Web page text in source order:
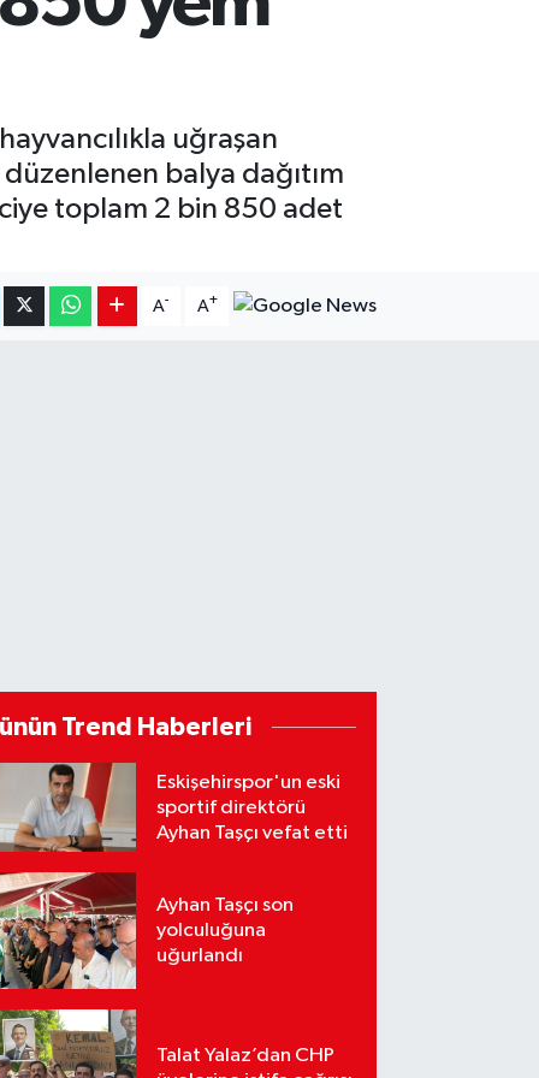
uğraşan
balya dağıtım
toplam 2 bin 850 adet
A- A+
Trend Haberleri
Eskişehirspor'un eski
sportif direktörü
Ayhan Taşçı vefat etti
Ayhan Taşçı son
yolculuğuna
uğurlandı
Talat Yalaz’dan CHP